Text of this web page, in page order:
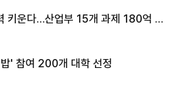
키운다…산업부 15개 과제 180억 지
' 참여 200개 대학 선정